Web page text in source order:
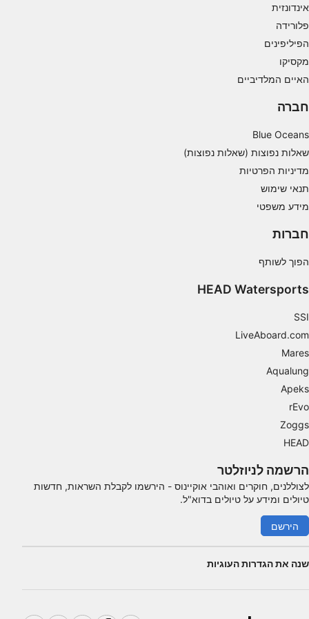
אינדונזית
פלורידה
הפיליפינים
מקסיקו
האיים המלדיביים
חברה
Blue Oceans
שאלות נפוצות (שאלות נפוצות)
מדיניות הפרטיות
תנאי שימוש
מידע משפטי
חברות
הפוך לשותף
HEAD Watersports
SSI
LiveAboard.com
Mares
Aqualung
Apeks
rEvo
Zoggs
HEAD
הרשמה לניוזלטר
לצוללנים, חוקרים ואוהבי אוקיינוס ​​- הירשמו לקבלת השראות, חדשות
טיולים ומידע על טיולים בדוא"ל.
הירשם
שנה את הגדרות העוגיות
Understand audiences through statistics or
תכונות מיוחדות של IAB:
Identify devices based on information
מטרות עיבוד שאינן IAB: